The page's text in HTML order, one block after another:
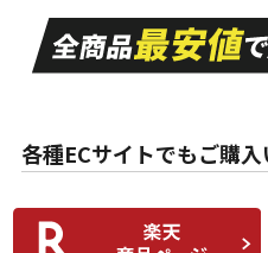
A
走行距離も少なく、
目立つ傷もほとんど
ない中古品
な中古品
C
比較的きれいな中古
品
各種ECサイトでもご購入